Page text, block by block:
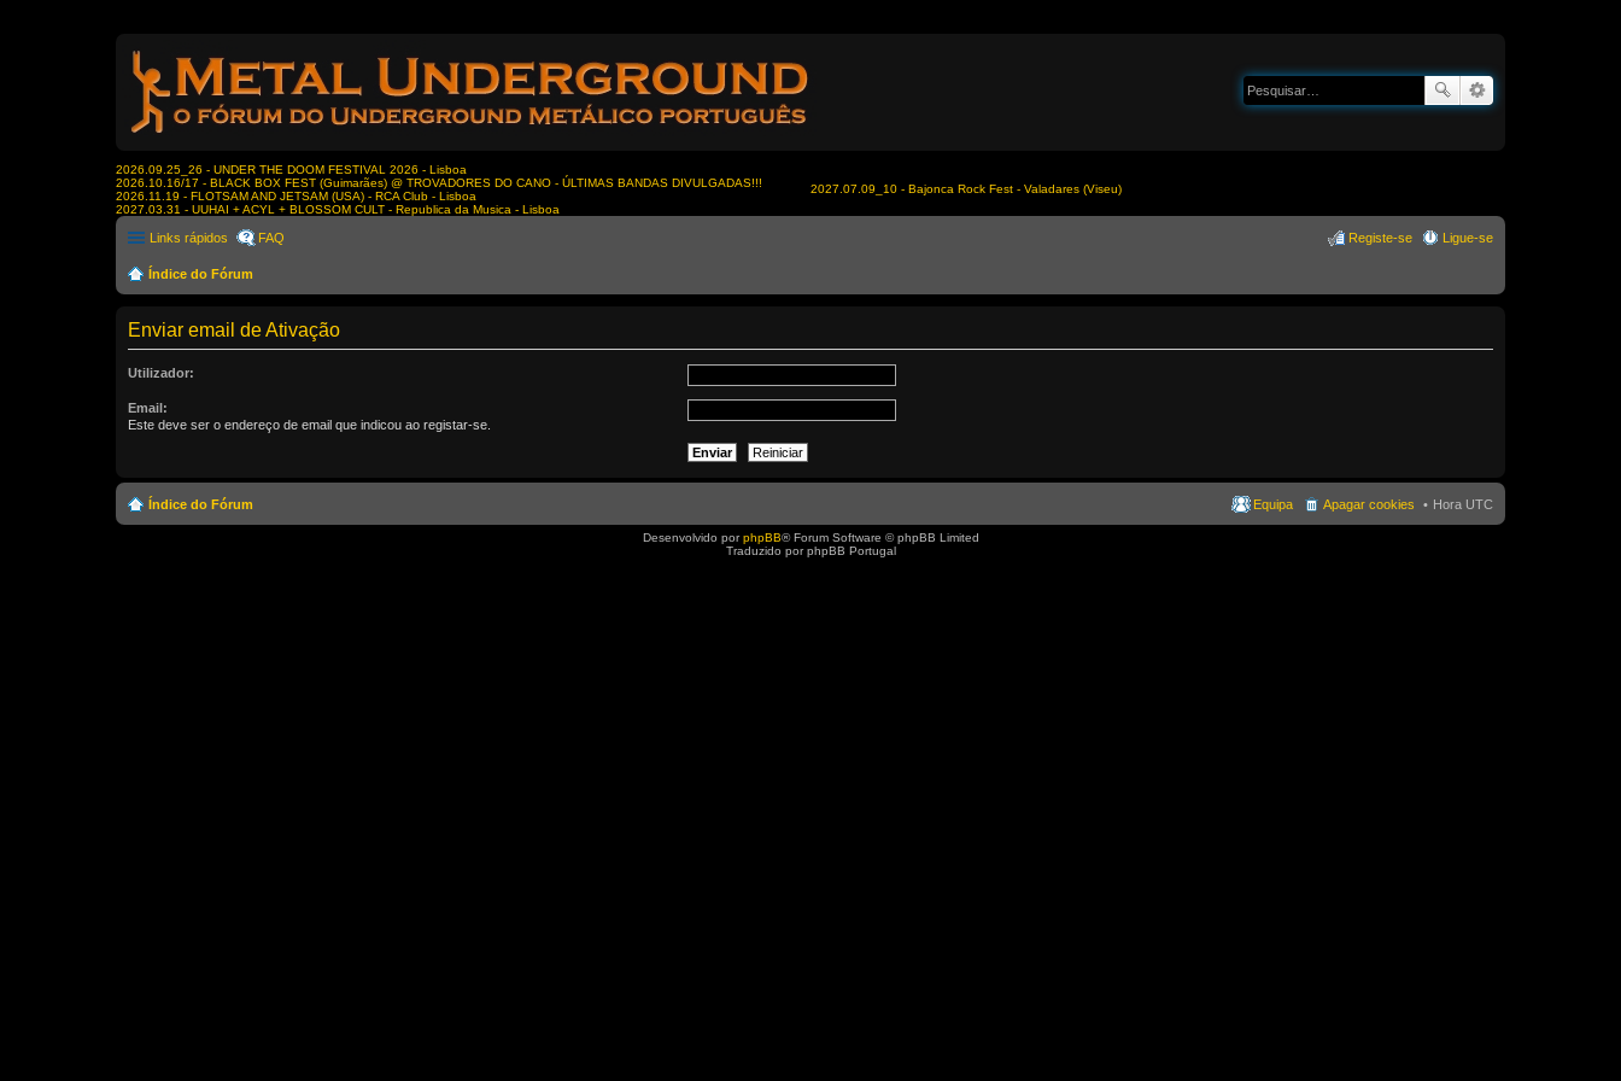
2026.09.25_26 - UNDER THE DOOM FESTIVAL 2026 - Lisboa
2026.10.16/17 - BLACK BOX FEST (Guimarães) @ TROVADORES DO CANO - ÚLTIMAS BANDAS DIVULGADAS!!!
2026.11.19 - FLOTSAM AND JETSAM (USA) - RCA Club - Lisboa
2027.03.31 - UUHAI + ACYL + BLOSSOM CULT - Republica da Musica - Lisboa
2027.07.09_10 - Bajonca Rock Fest - Valadares (Viseu)
Links rápidos FAQ Ligue-se
Registe-se
Índice do Fórum
Enviar email de Ativação
Utilizador:
Email:
Este deve ser o endereço de email que indicou ao registar-se.
Índice do Fórum Hora UTC
Apagar cookies
Equipa
Desenvolvido porphpBB® Forum Software © phpBB Limited
Traduzido por phpBB Portugal